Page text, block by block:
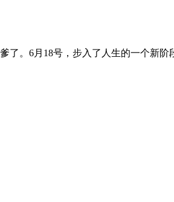
。6月18号，步入了人生的一个新